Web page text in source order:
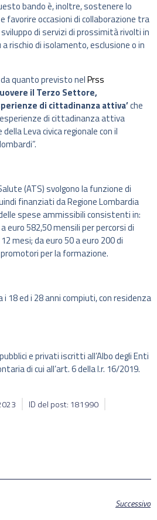
bando è, inoltre, sostenere lo
occasioni di collaborazione tra
di servizi di prossimità rivolti in
rischio di isolamento, esclusione o in
quanto previsto nelPrss
il Terzo Settore,
di cittadinanza attiva’che
di cittadinanza attiva
Leva civica regionale con il
(ATS) svolgono la funzione di
finanziati da Regione Lombardia
spese ammissibili consistenti in:
euro 582,50 mensili per percorsi di
mesi; da euro 50 a euro 200 di
per la formazione.
18 ed i 28 anni compiuti, con residenza
e privati iscritti all’Albo degli Enti
di cui all’art. 6 della l.r. 16/2019.
ID del post: 181990
Successivo